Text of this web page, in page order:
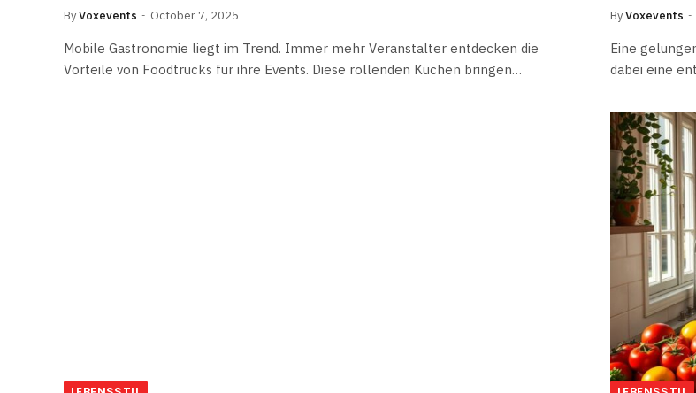
ByVoxevents October 7, 2025
Mobile Gastronomie liegt im Trend. Immer mehr Veranstalter entdecken die
Vorteile von Foodtrucks für ihre Events. Diese rollenden Küchen bringen…
ByVoxevents
Eine
dabei eine